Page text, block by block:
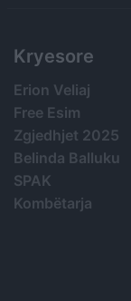
Kryesore
Erion Veliaj
Free Esim
Zgjedhjet 2025
Belinda Balluku
SPAK
Kombëtarja